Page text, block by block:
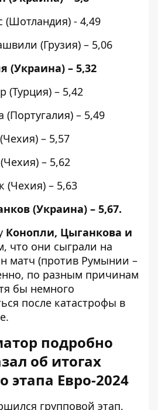
(Шотландия) - 4,49
(Грузия) – 5,06
(Украина) – 5,32
(Турция) – 5,42
(Португалия) – 5,49
– 5,57
– 5,62
(Чехия) – 5,63
(Украина) – 5,67.
Конопли, Цыганкова и
что они сыграли на
матч (против Румынии –
по разным причинам
бы немного
после катастрофы в
подробно
об итогах
этапа Евро-2024
групповой этап,